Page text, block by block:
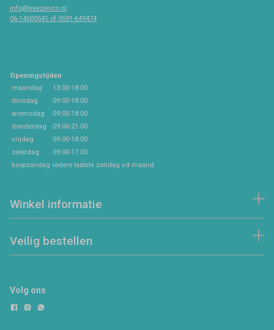
info@keezenco.nl
06-14600545 of 0591-649474
Openingstijden
maandag
13:00-18:00
dinsdag
09:00-18:00
woensdag
09:00-18:00
donderdag
09:00-21:00
vrijdag
09:00-18:00
zaterdag
09:00-17:00
koopzondag iedere laatste zondag vd maand
Winkel informatie
Veilig bestellen
Volg ons